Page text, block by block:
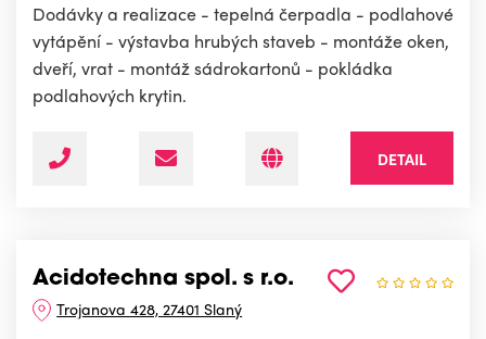
Dodávky a realizace - tepelná čerpadla - podlahové
vytápění - výstavba hrubých staveb - montáže oken,
dveří, vrat - montáž sádrokartonů - pokládka
podlahových krytin.
DETAIL
Acidotechna spol. s r.o.
Trojanova 428, 27401 Slaný